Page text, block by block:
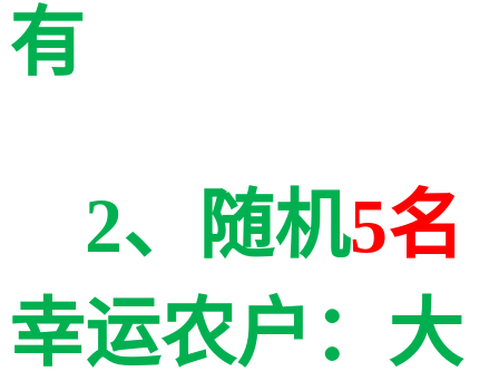
有
2、随机5名
幸运农户： 大